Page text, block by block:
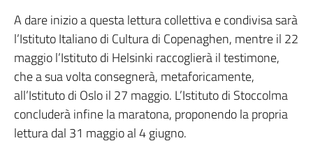
A dare inizio a questa lettura collettiva e condivisa sarà
l’Istituto Italiano di Cultura di Copenaghen, mentre il 22
maggio l’Istituto di Helsinki raccoglierà il testimone,
che a sua volta consegnerà, metaforicamente,
all’Istituto di Oslo il 27 maggio. L’Istituto di Stoccolma
concluderà infine la maratona, proponendo la propria
lettura dal 31 maggio al 4 giugno.